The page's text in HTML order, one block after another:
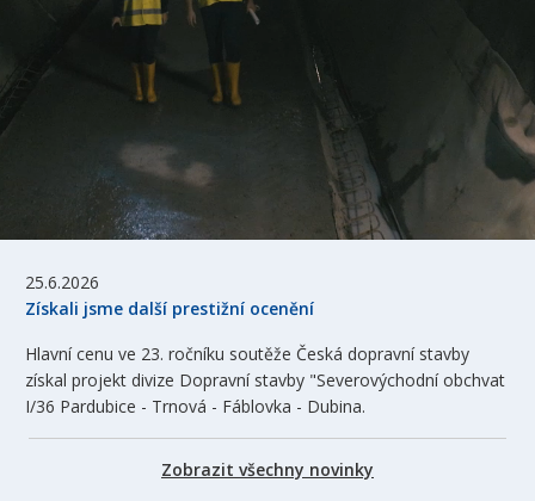
25.6.2026
Získali jsme další prestižní ocenění
Hlavní cenu ve 23. ročníku soutěže Česká dopravní stavby
získal projekt divize Dopravní stavby "Severovýchodní obchvat
I/36 Pardubice - Trnová - Fáblovka - Dubina.
Zobrazit všechny novinky